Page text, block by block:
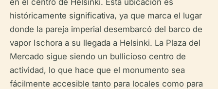
en el centro de Helsinki. Esta ubicación es
históricamente significativa, ya que marca el lugar
donde la pareja imperial desembarcó del barco de
vapor Ischora a su llegada a Helsinki. La Plaza del
Mercado sigue siendo un bullicioso centro de
actividad, lo que hace que el monumento sea
fácilmente accesible tanto para locales como para